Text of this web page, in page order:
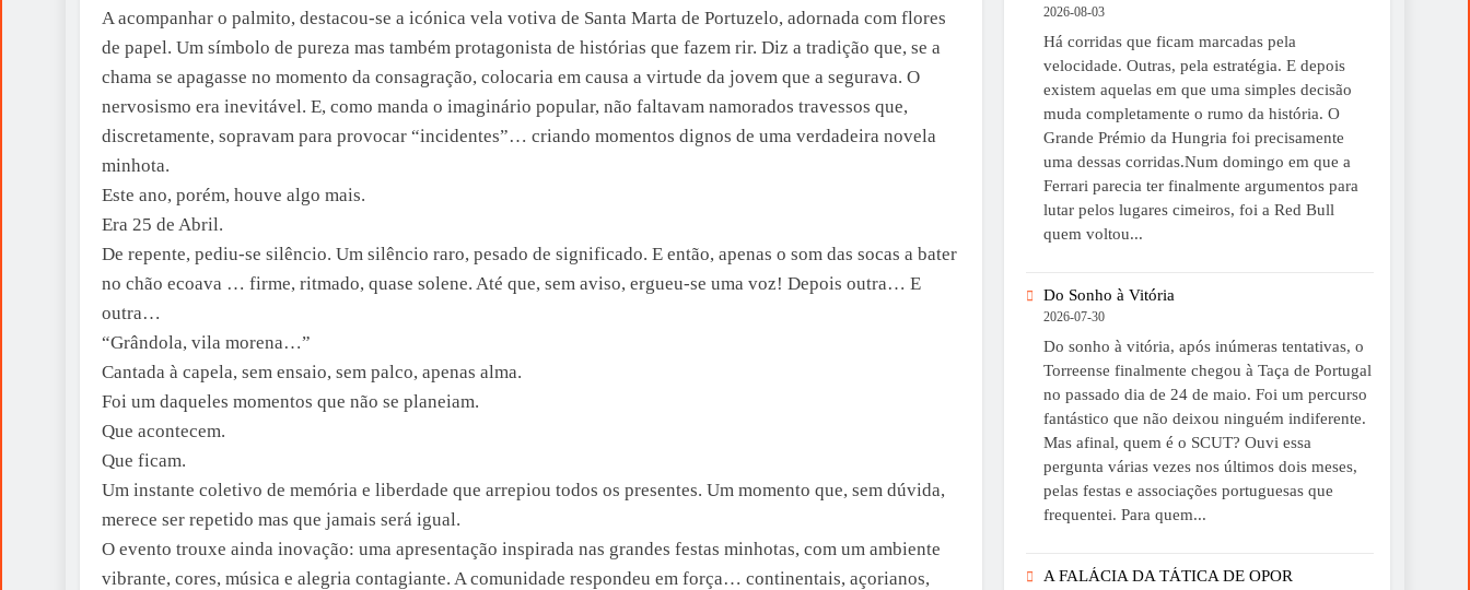
A acompanhar o palmito, destacou-se a icónica vela votiva de Santa Marta de Portuzelo, adornada com flores
de papel. Um símbolo de pureza mas também protagonista de histórias que fazem rir. Diz a tradição que, se a
chama se apagasse no momento da consagração, colocaria em causa a virtude da jovem que a segurava. O
nervosismo era inevitável. E, como manda o imaginário popular, não faltavam namorados travessos que,
discretamente, sopravam para provocar “incidentes”… criando momentos dignos de uma verdadeira novela
minhota.
Este ano, porém, houve algo mais.
Era 25 de Abril.
De repente, pediu-se silêncio. Um silêncio raro, pesado de significado. E então, apenas o som das socas a bater
no chão ecoava … firme, ritmado, quase solene. Até que, sem aviso, ergueu-se uma voz! Depois outra… E
outra…
“Grândola, vila morena…”
Cantada à capela, sem ensaio, sem palco, apenas alma.
Foi um daqueles momentos que não se planeiam.
Que acontecem.
Que ficam.
Um instante coletivo de memória e liberdade que arrepiou todos os presentes. Um momento que, sem dúvida,
merece ser repetido mas que jamais será igual.
O evento trouxe ainda inovação: uma apresentação inspirada nas grandes festas minhotas, com um ambiente
vibrante, cores, música e alegria contagiante. A comunidade respondeu em força… continentais, açorianos,
2026-08-03
Há corridas que ficam marcadas pela
velocidade. Outras, pela estratégia. E depois
existem aquelas em que uma simples decisão
muda completamente o rumo da história. O
Grande Prémio da Hungria foi precisamente
uma dessas corridas.Num domingo em que a
Ferrari parecia ter finalmente argumentos para
lutar pelos lugares cimeiros, foi a Red Bull
quem voltou...
Do Sonho à Vitória
2026-07-30
Do sonho à vitória, após inúmeras tentativas, o
Torreense finalmente chegou à Taça de Portugal
no passado dia de 24 de maio. Foi um percurso
fantástico que não deixou ninguém indiferente.
Mas afinal, quem é o SCUT? Ouvi essa
pergunta várias vezes nos últimos dois meses,
pelas festas e associações portuguesas que
frequentei. Para quem...
A FALÁCIA DA TÁTICA DE OPOR